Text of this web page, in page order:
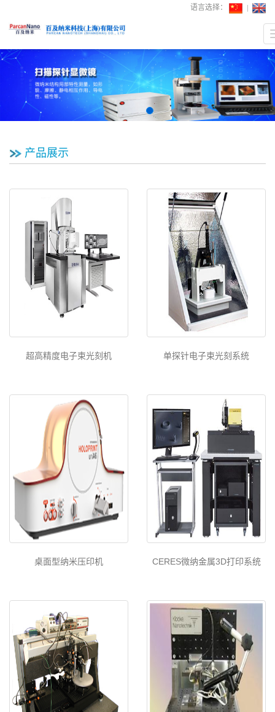
语言选择：
产品展示
超高精度电子束光刻机 单探针电子束光刻系统
桌面型纳米压印机 CERES微纳金属3D打印系统